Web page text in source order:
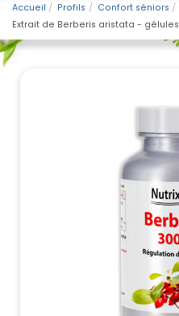
Accueil Profils Confort séniors
Extrait de Berberis aristata - gélules